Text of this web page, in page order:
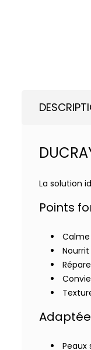
La solution
Points
Peaux